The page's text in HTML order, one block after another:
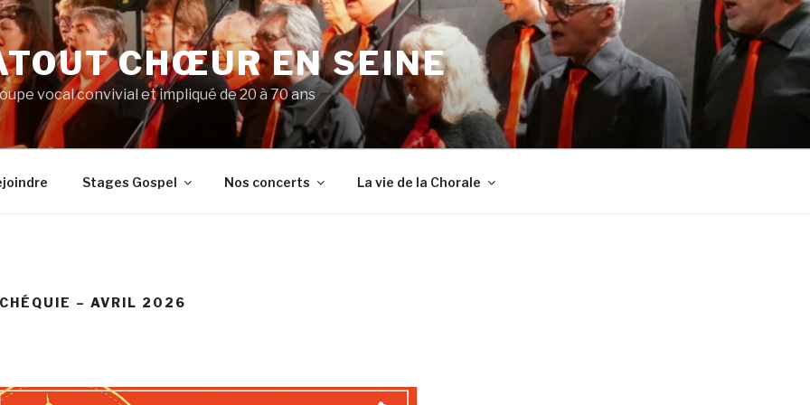
CHŒUR EN SEINE
vocal convivial et impliqué de 20 à 70 ans
Stages Gospel Nos concerts La vie de la Chorale
– AVRIL 2026